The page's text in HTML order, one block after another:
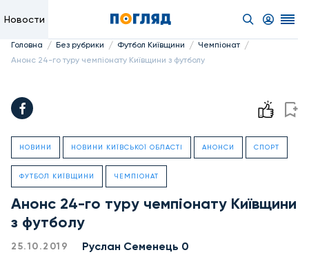
Новости
Головна / Без рубрики / Футбол Київщини / Чемпіонат /
Анонс 24-го туру чемпіонату Київщини з футболу
НОВИНИ НОВИНИ КИЇВСЬКОЇ ОБЛАСТІ АНОНСИ СПОРТ
ФУТБОЛ КИЇВЩИНИ ЧЕМПІОНАТ
Анонс 24-го туру чемпіонату Київщини
з футболу
25.10.2019 Руслан Семенець 0